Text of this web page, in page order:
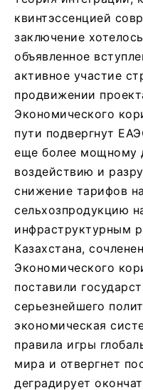
квинтэссенцией
заключение
объявленное
активное участие
продвижении
Экономического
пути подвергнут
еще более мощному
воздействию и
снижение тарифов
сельхозпродукцию
инфраструктурным
Казахстана,
Экономического
поставили
серьезнейшего
экономическая
правила игры
мира и отвергнет
деградирует